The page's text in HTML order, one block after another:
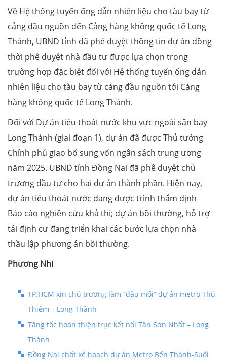
Về Hệ thống tuyến ống dẫn nhiên liệu cho tàu bay từ
cảng đầu nguồn đến Cảng hàng không quốc tế Long
Thành, UBND tỉnh đã phê duyệt thông tin dự án đồng
thời phê duyệt nhà đầu tư được lựa chọn trong
trường hợp đặc biệt đối với Hệ thống tuyến ống dẫn
nhiên liệu cho tàu bay từ cảng đầu nguồn tới Cảng
hàng không quốc tế Long Thành.
Đối với Dự án tiêu thoát nước khu vực ngoài sân bay
Long Thành (giai đoạn 1), dự án đã được Thủ tướng
Chính phủ giao bổ sung vốn ngân sách trung ương
năm 2025. UBND tỉnh Đồng Nai đã phê duyệt chủ
trương đầu tư cho hai dự án thành phần. Hiện nay,
dự án tiêu thoát nước đang được trình thẩm định
Báo cáo nghiên cứu khả thi; dự án bồi thường, hỗ trợ
tái định cư đang triển khai các bước lựa chọn nhà
thầu lập phương án bồi thường.
Phương Nhi
TP.HCM xin chủ trương làm “đầu mối” dự án metro Thủ
Thiêm – Long Thành
Tăng tốc hoàn thiện trục kết nối Tân Sơn Nhất – Long
Thành
Đồng Nai chốt kế hoạch dự án Metro Bến Thành-Suối